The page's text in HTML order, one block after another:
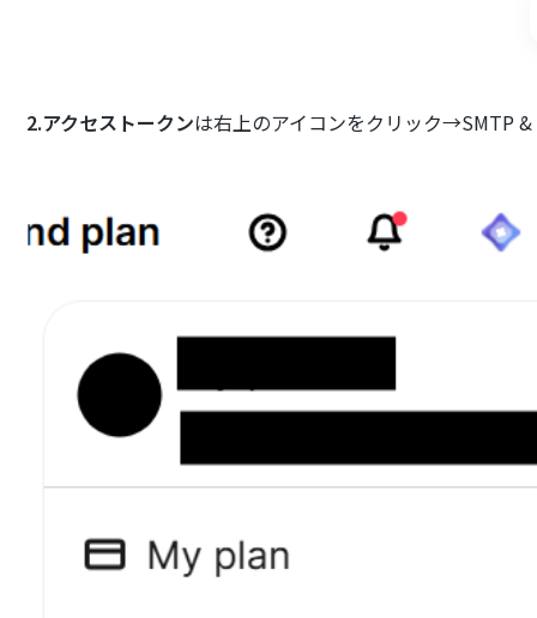
2.アクセストークンは右上のアイコンをクリック→SMTP &